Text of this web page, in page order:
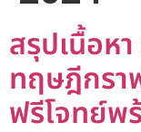
สรุปเนื้อห
ทฤษฎีกรา
ฟรีโจทย์พ